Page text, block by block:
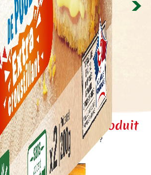
Blanc de poulet
sans nitrite
associées au produit
ALLEZ-VOUS ESSAYER ?